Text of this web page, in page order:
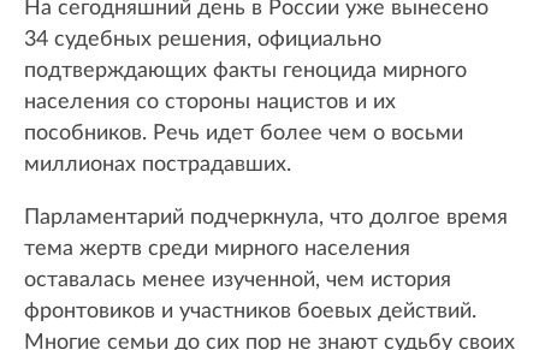
На сегодняшний день в России уже вынесено
34 судебных решения, официально
подтверждающих факты геноцида мирного
населения со стороны нацистов и их
пособников. Речь идет более чем о восьми
миллионах пострадавших.
Парламентарий подчеркнула, что долгое время
тема жертв среди мирного населения
оставалась менее изученной, чем история
фронтовиков и участников боевых действий.
Многие семьи до сих пор не знают судьбу своих